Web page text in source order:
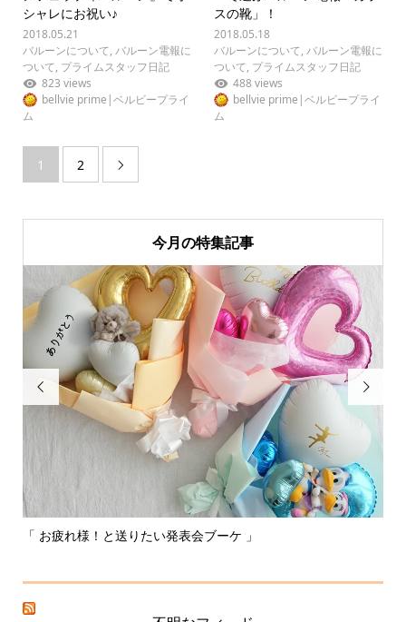
シャレにお祝い♪
2018.05.21
バルーンについて, バルーン電報に
ついて, プライムスタッフ日記
823 views
bellvie prime|ベルビープライ
ム
スの靴」！
2018.05.18
バルーンについて,バルーン電報に
ついて, プライムスタッフ日記
488 views
bellvie prime|ベルビープライ
ム
1 2 
今月の特集記事

「 お疲れ様！と送りたい発表会ブーケ 」
